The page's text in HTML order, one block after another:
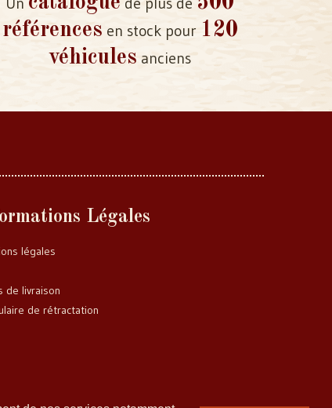
références en stock pour 120
véhicules anciens
Légales
légales
de livraison
de rétractation